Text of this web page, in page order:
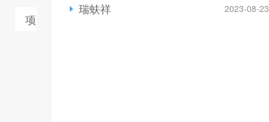
示
项
2023-08-23
瑞蚨祥